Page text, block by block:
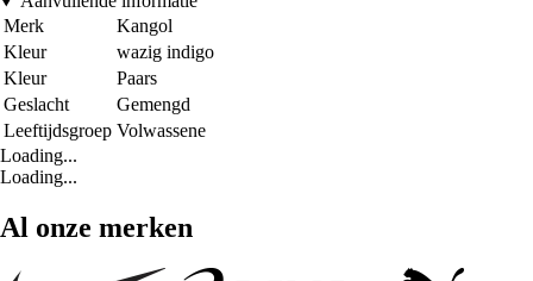
Merk
Kangol
Kleur
wazig indigo
Kleur
Paars
Geslacht
Gemengd
Leeftijdsgroep Volwassene
Loading...
Loading...
Al onze merken